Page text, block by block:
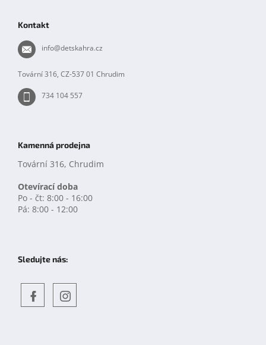
Kontakt
info@detskahra.cz
Tovární 316, CZ-537 01 Chrudim
734 104 557
Kamenná prodejna
Tovární 316, Chrudim
Otevírací doba
Po - čt: 8:00 - 16:00
Pá: 8:00 - 12:00
Sledujte nás: